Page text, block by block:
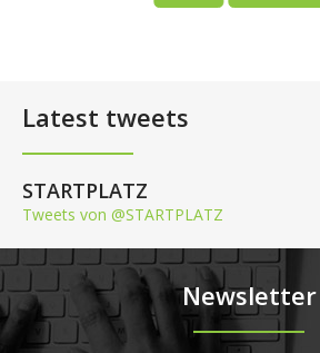
Latest tweets
STARTPLATZ
Tweets von @STARTPLATZ
Newsletter